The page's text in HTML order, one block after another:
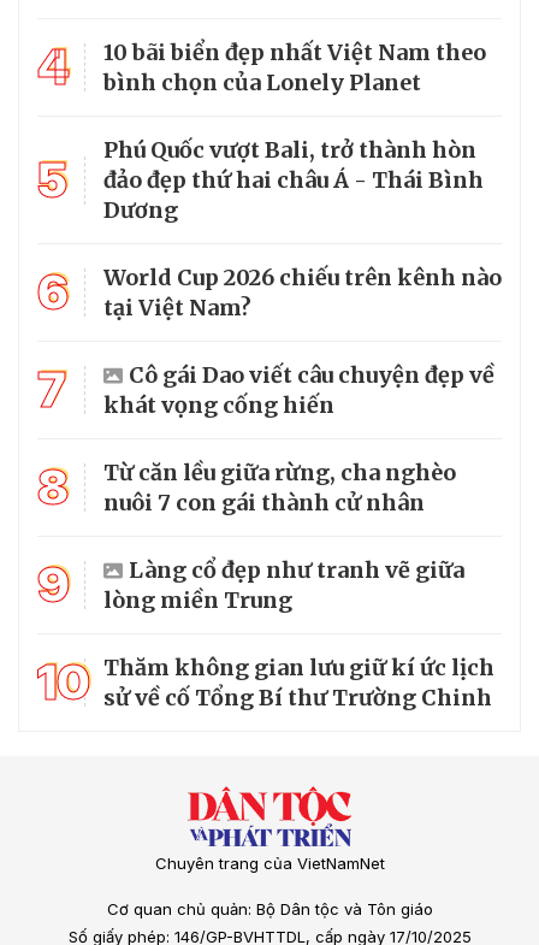
4
10 bãi biển đẹp nhất Việt Nam theo
bình chọn của Lonely Planet
5
Phú Quốc vượt Bali, trở thành hòn
đảo đẹp thứ hai châu Á - Thái Bình
Dương
6
World Cup 2026 chiếu trên kênh nào
tại Việt Nam?
7
Cô gái Dao viết câu chuyện đẹp về
khát vọng cống hiến
8
Từ căn lều giữa rừng, cha nghèo
nuôi 7 con gái thành cử nhân
9
Làng cổ đẹp như tranh vẽ giữa
lòng miền Trung
10 Thăm không gian lưu giữ kí ức lịch
sử về cố Tổng Bí thư Trường Chinh
Chuyên trang của VietNamNet
Cơ quan chủ quản: Bộ Dân tộc và Tôn giáo
Số giấy phép: 146/GP-BVHTTDL, cấp ngày 17/10/2025